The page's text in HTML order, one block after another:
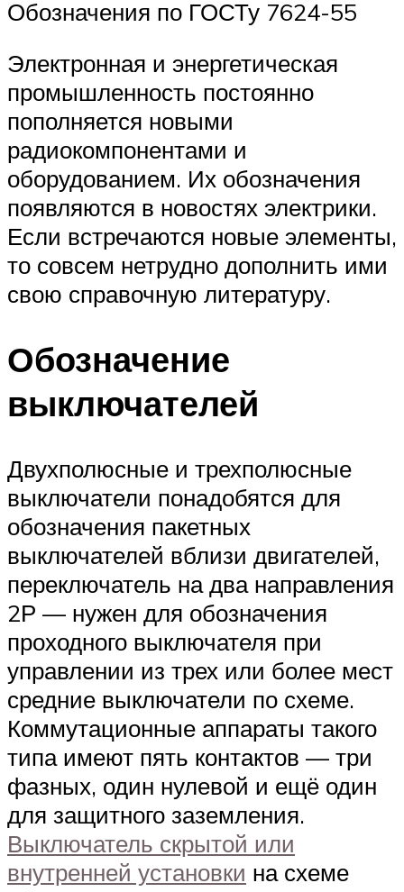
Обозначения по ГОСТу 7624-55
Электронная и энергетическая
промышленность постоянно
пополняется новыми
радиокомпонентами и
оборудованием. Их обозначения
появляются в новостях электрики.
Если встречаются новые элементы,
то совсем нетрудно дополнить ими
свою справочную литературу.
Обозначение
выключателей
Двухполюсные и трехполюсные
выключатели понадобятся для
обозначения пакетных
выключателей вблизи двигателей,
переключатель на два направления
2Р — нужен для обозначения
проходного выключателя при
управлении из трех или более мест
средние выключатели по схеме.
Коммутационные аппараты такого
типа имеют пять контактов — три
фазных, один нулевой и ещё один
для защитного заземления.
Выключатель скрытой или
внутренней установки на схеме